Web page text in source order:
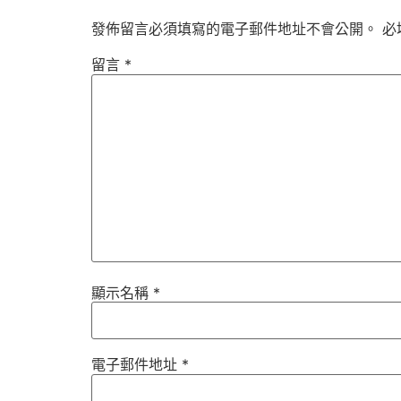
發佈留言必須填寫的電子郵件地址不會公開。 必
留言 *
顯示名稱 *
電子郵件地址 *